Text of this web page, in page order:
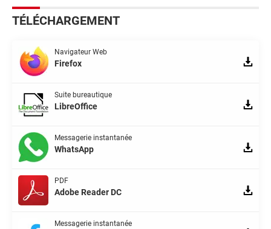
TÉLÉCHARGEMENT
Navigateur Web
Firefox
Suite bureautique
LibreOffice
Messagerie instantanée
WhatsApp
PDF
Adobe Reader DC
Messagerie instantanée